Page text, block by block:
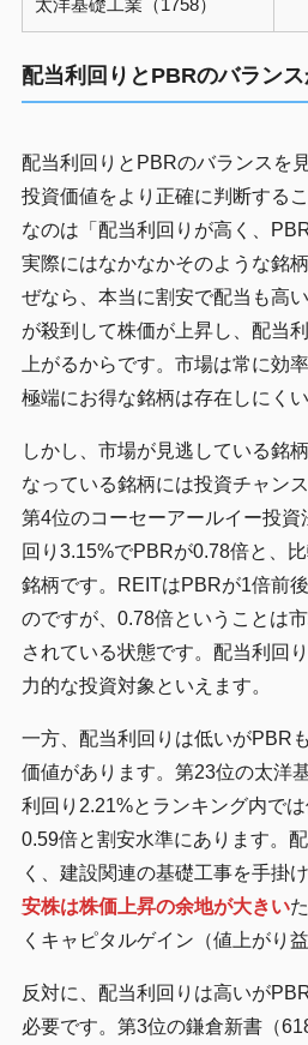
太洋基礎工業（1758）
配当利回りとPBRのバラン
配当利回りとPBRのバランスを
投資価値をより正確に判断する
なのは「配当利回りが高く、
実際にはなかなかそのような銘
ぜなら、本当に割安で配当も高
が殺到して株価が上昇し、配当
上がるからです。市場は常に効
極端にお得な銘柄は存在しにくい
しかし、市場が見逃している銘
なっている銘柄には投資チャン
第4位のコーセーアールイー投資
回り3.15%でPBRが0.78倍と、
銘柄です。REITはPBRが1倍前
のですが、0.78倍ということは
されている状態です。配当利回
力的な投資対象といえます。
一方、配当利回りは低いがPBR
価値があります。第23位の太洋
利回り2.21%とランキング内で
0.59倍と割安水準にあります。
く、建設関連の基礎工事を手掛
安株は株価上昇の余地が大きい
くキャピタルゲイン（値上がり
反対に、配当利回りは高いが
必要です。第3位の鎌倉新書（